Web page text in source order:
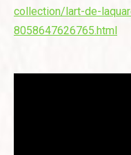
collection/lart-de-
8058647626765.html